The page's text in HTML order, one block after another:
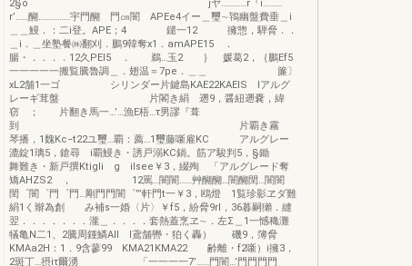
2§o jヤ…………r『i………
r’……醐……………宇門醐 門㎝闇 APEe4イー＿璽∼鴇幽盤費垂＿i
＿＿鰻．：二i登。APE；4 鑓一12 擁惣，騨脅．．
＿i．＿坐塾餐㈱翻刈．鵬9韓奪x1．amAPE15 ．
腸・．．．．12久PEI5 ． 鵜…玉2 ｝ 媛葛2，｛鵬Ef5
一一一一一搬覧騰魯調＿．翅温＝7pe．＿＿ 簾〕
xL2舗1一ゴ シリンダー片鍵島KAE22KAEIS lアルグ
レーギ茸盤 片閣き絹 遡9，醤紐遡嚢，緯
窃 ； 片翻き馬一…’…漁E梧…τ男謬『葺
到 片覇き霧
琴播，1魏Kc−t22ユ璽…覇：薦…1璽藤噺雇KC アルグレー
漉錠1璃5，鎗尋 i覇鰻き・誘戸溺KC鍋。筋ア駿判5，§鋤
舞難き・新戸撰Ktigli g iIsee￥3，綴殉 「アルグレード奪
矯AHZS2 ， 12罵…闇闇……艸醐醐…闇醐閏…闇闇
閏゜闇゜門゜門…剛門門闇゜”’軒門t一￥3，鴎燈 1覧珍影ヱダ難
絹1く辮為創 み補s一婚〈片〉￥f5，紛脅9rl，36暮嗣獺．縫
翌．．．．．．．瀧＿．．．．套熱蓋烹ヱ∼．左Σ＿1一憾穐灘
犠亀N二1、2騰周鍾鱗All l鳶舗轡・狛く轟） 磯9，簿脅
KMAa2H：1．9含蓼99 KMA21KMA22 齢離・f2噺）i擁3，
2斑丁…摂iτ爾湧 「一一一一7’……門闇…’門門門門